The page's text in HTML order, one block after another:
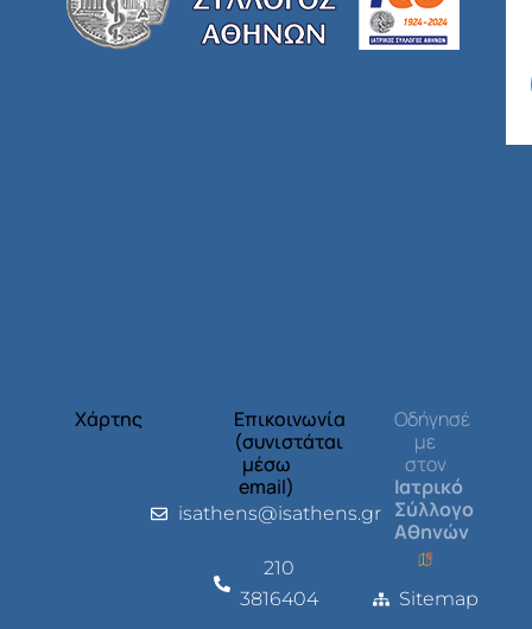
Χάρτης
Επικοινωνία
(συνιστάται
μέσω
email)
isathens@isathens.gr
210
3816404
Οδήγησέ
με
στον
Ιατρικό
Σύλλογο
Αθηνών
Sitemap